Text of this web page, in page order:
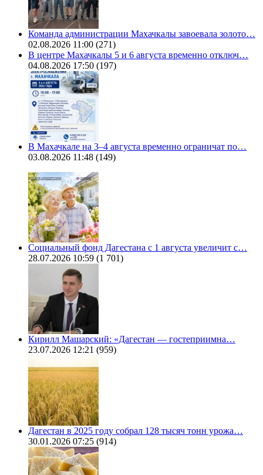
Команда администрации Махачкалы завоевала золото…
02.08.2026 11:00 (271)
В центре Махачкалы 5 и 6 августа временно отключ…
04.08.2026 17:50 (197)
В Махачкале на 3–4 августа временно ограничат по…
03.08.2026 11:48 (149)
Социальный фонд Дагестана с 1 августа увеличит с…
28.07.2026 10:59 (1 701)
Кирилл Машарский: «Дагестан — гостеприимна…
23.07.2026 12:21 (959)
Дагестан в 2025 году собрал 128 тысяч тонн урожа…
30.01.2026 07:25 (914)